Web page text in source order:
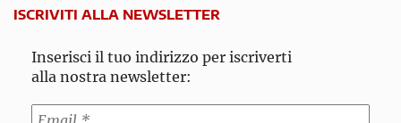
ISCRIVITI ALLA NEWSLETTER
Inserisci il tuo indirizzo per iscriverti
alla nostra newsletter: